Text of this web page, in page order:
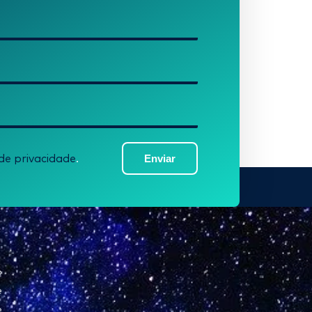
Enviar
privacidade.